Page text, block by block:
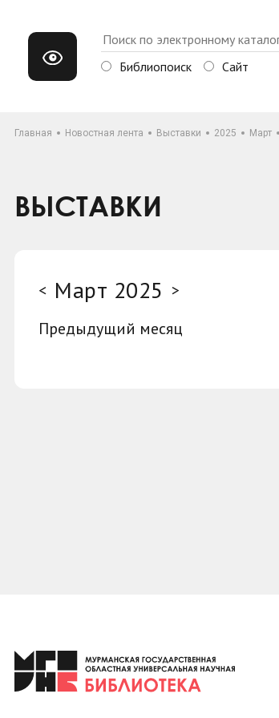
Библиопоиск Сайт
Главная Новостная лента Выставки 2025 Март
ВЫСТАВКИ
< Март 2025 >
Предыдущий месяц